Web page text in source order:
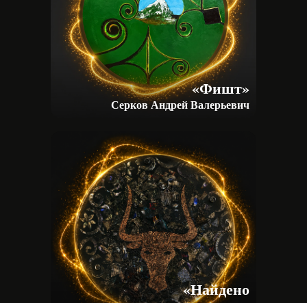
«Найдено
Серков Андрей Валерьевич
«Фишт»